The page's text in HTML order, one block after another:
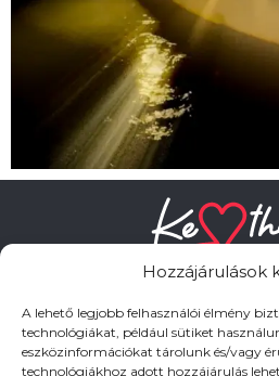
Hozzájárulások
A lehető legjobb felhasználói élmény
technológiákat, például sütiket
eszközinformációkat tárolunk és/vagy
technológiákhoz adott hozzájárulás
HASZNOS LINKEK